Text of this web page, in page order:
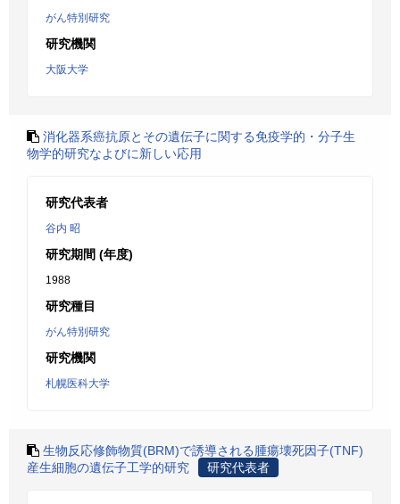
がん特別研究
研究機関
大阪大学
消化器系癌抗原とその遺伝子に関する免疫学的・分子生
物学的研究なよびに新しい応用
研究代表者
谷内 昭
研究期間 (年度)
1988
研究種目
がん特別研究
研究機関
札幌医科大学
生物反応修飾物質(BRM)で誘導される腫瘍壊死因子(TNF)
産生細胞の遺伝子工学的研究
研究代表者